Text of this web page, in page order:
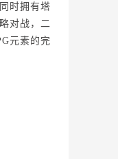
时拥有塔
对战，二
元素的完